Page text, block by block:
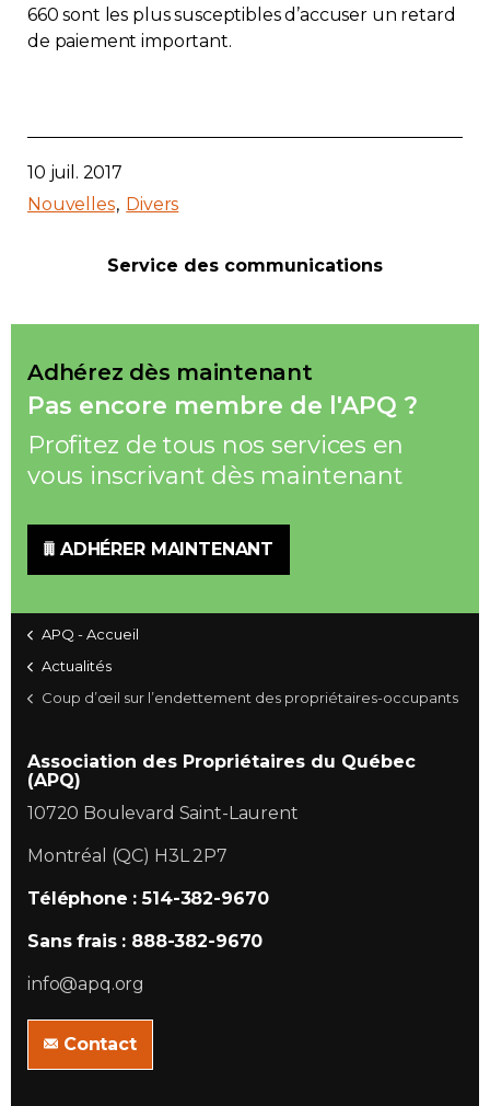
660 sont les plus susceptibles d’accuser un retard
de paiement important.
10 juil. 2017
Nouvelles Divers
Service des communications
Adhérez dès maintenant
Pas encore membre de l'APQ ?
Profitez de tous nos services en
vous inscrivant dès maintenant
ADHÉRER MAINTENANT
APQ - Accueil
Actualités
Coup d’œil sur l’endettement des propriétaires-occupants
Association des Propriétaires du Québec
(APQ)
10720 Boulevard Saint-Laurent
Montréal (QC) H3L 2P7
Téléphone : 514-382-9670
Sans frais : 888-382-9670
info@apq.org
Contact